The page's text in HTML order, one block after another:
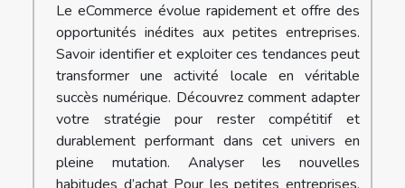
Le eCommerce évolue rapidement et offre des
opportunités inédites aux petites entreprises.
Savoir identifier et exploiter ces tendances peut
transformer une activité locale en véritable
succès numérique. Découvrez comment adapter
votre stratégie pour rester compétitif et
durablement performant dans cet univers en
pleine mutation. Analyser les nouvelles